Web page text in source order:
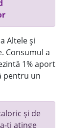
Altele și
Consumul a
1% aport
pentru un
și de
ți atinge